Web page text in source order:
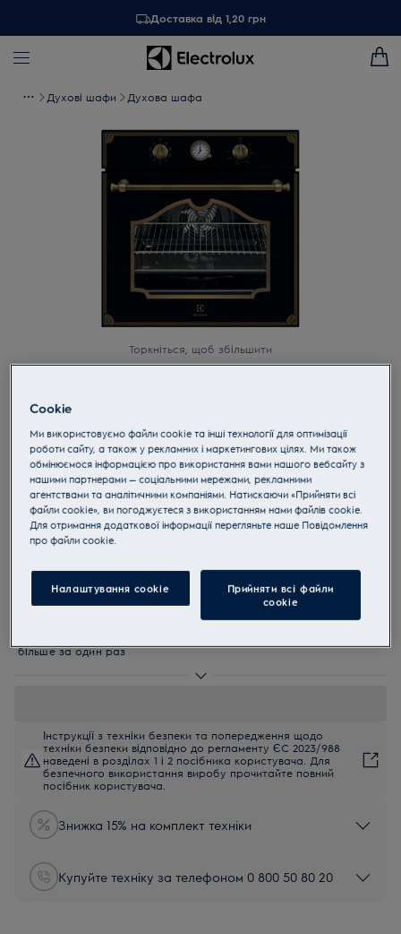
Доставка від 1,20 грн
Духові шафи Духова шафа
Торкніться, щоб збільшити
Електрична духова шафа
OPEB2320R SurroundCook FLEX
600
4.6 (23)
Переваги
Нова колекція духовок і поверхонь Electrolux Rococo з особливим
більше за один раз
Інструкції з техніки безпеки та попередження щодо
техніки безпеки відповідно до регламенту ЄС 2023/988
наведені в розділах 1 і 2 посібника користувача. Для
безпечного використання виробу прочитайте повний
посібник користувача.
Знижка 15% на комплект техніки
Купуйте техніку за телефоном 0 800 50 80 20
Cookie
Ми використовуємо файли cookie та інші технології для оптимізації
роботи сайту, а також у рекламних і маркетингових цілях. Ми також
обмінюємося інформацією про використання вами нашого вебсайту з
нашими партнерами — соціальними мережами, рекламними
агентствами та аналітичними компаніями. Натискаючи «Прийняти всі
файли cookie», ви погоджуєтеся з використанням нами файлів cookie.
Для отримання додаткової інформації перегляньте наше Пoвідомлення
прo файли cookie.
Налаштування cookie
Прийняти всі файли
сookie